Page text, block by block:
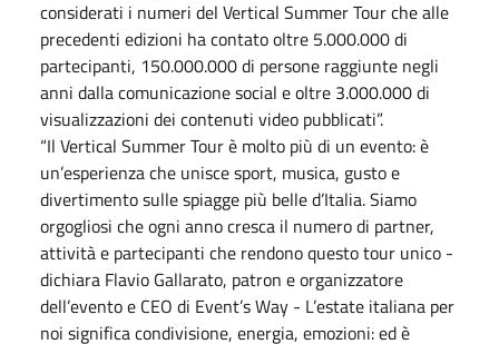
considerati i numeri del Vertical Summer Tour che alle
precedenti edizioni ha contato oltre 5.000.000 di
partecipanti, 150.000.000 di persone raggiunte negli
anni dalla comunicazione social e oltre 3.000.000 di
visualizzazioni dei contenuti video pubblicati”.
“Il Vertical Summer Tour è molto più di un evento: è
un’esperienza che unisce sport, musica, gusto e
divertimento sulle spiagge più belle d’Italia. Siamo
orgogliosi che ogni anno cresca il numero di partner,
attività e partecipanti che rendono questo tour unico -
dichiara Flavio Gallarato, patron e organizzatore
dell’evento e CEO di Event’s Way - L’estate italiana per
noi significa condivisione, energia, emozioni: ed è